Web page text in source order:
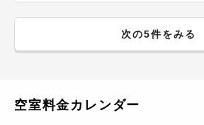
次の5件をみる
空室料金カレンダー